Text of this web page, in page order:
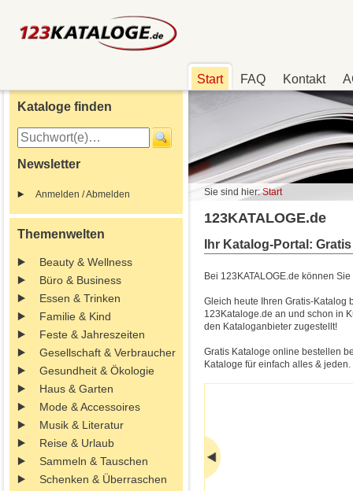
Start FAQ Kontakt
Kataloge finden
Newsletter
Anmelden / Abmelden
Themenwelten
Beauty & Wellness
Büro & Business
Essen & Trinken
Familie & Kind
Feste & Jahreszeiten
Gesellschaft & Verbraucher
Gesundheit & Ökologie
Haus & Garten
Mode & Accessoires
Musik & Literatur
Reise & Urlaub
Sammeln & Tauschen
Schenken & Überraschen
Sie sind hier:Start
123KATALOGE.de
Ihr Katalog-Portal:
Bei 123KATALOGE.de können
Gleich heute Ihren Gratis-Katalog
123Kataloge.de an und schon in
den Kataloganbieter zugestellt!
Gratis Kataloge online bestellen
Kataloge für einfach alles &